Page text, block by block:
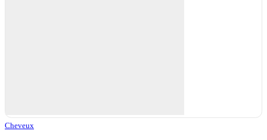
Cheveux